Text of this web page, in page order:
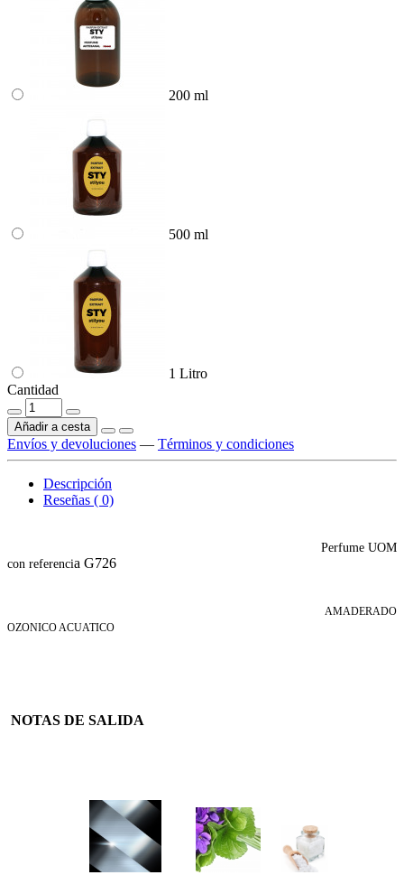
200 ml
500 ml
1 Litro
Cantidad
Añadir a cesta
Envíos y devoluciones — Términos y condiciones
Descripción
Reseñas ( 0)
Perfume UOM
con referencia G726
AMADERADO
OZONICO ACUATICO
NOTAS DE SALIDA